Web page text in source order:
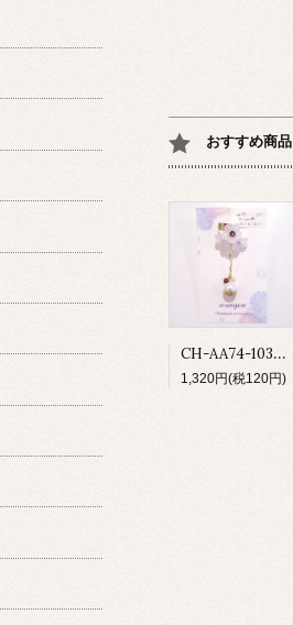
おすすめ商品
CH-AA74-103 ベルフラワー
1,320円(税120円)